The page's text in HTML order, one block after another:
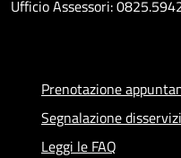
Ufficio Assessori:
Prenotazione
Segnalazione
Leggi le FAQ